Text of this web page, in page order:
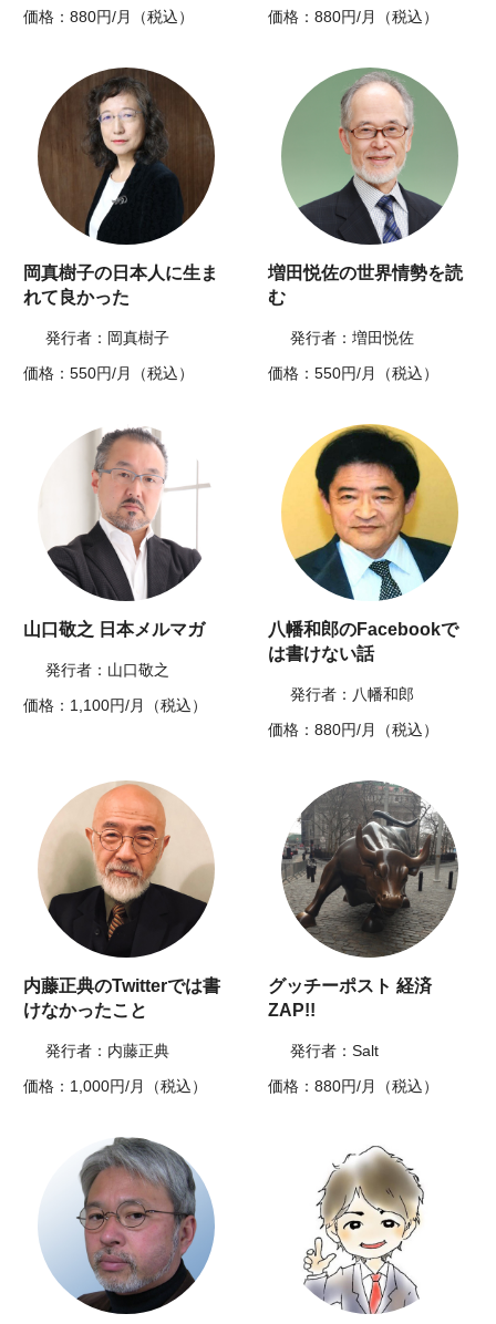
価格：880円/月（税込）
価格：880円/月（税込）
岡真樹子の日本人に生ま
れて良かった
発行者：岡真樹子
価格：550円/月（税込）
増田悦佐の世界情勢を読
む
発行者：増田悦佐
価格：550円/月（税込）
山口敬之 日本メルマガ
発行者：山口敬之
価格：1,100円/月（税込）
八幡和郎のFacebookで
は書けない話
発行者：八幡和郎
価格：880円/月（税込）
内藤正典のTwitterでは書
けなかったこと
発行者：内藤正典
価格：1,000円/月（税込）
グッチーポスト 経済
ZAP!!
発行者：Salt
価格：880円/月（税込）